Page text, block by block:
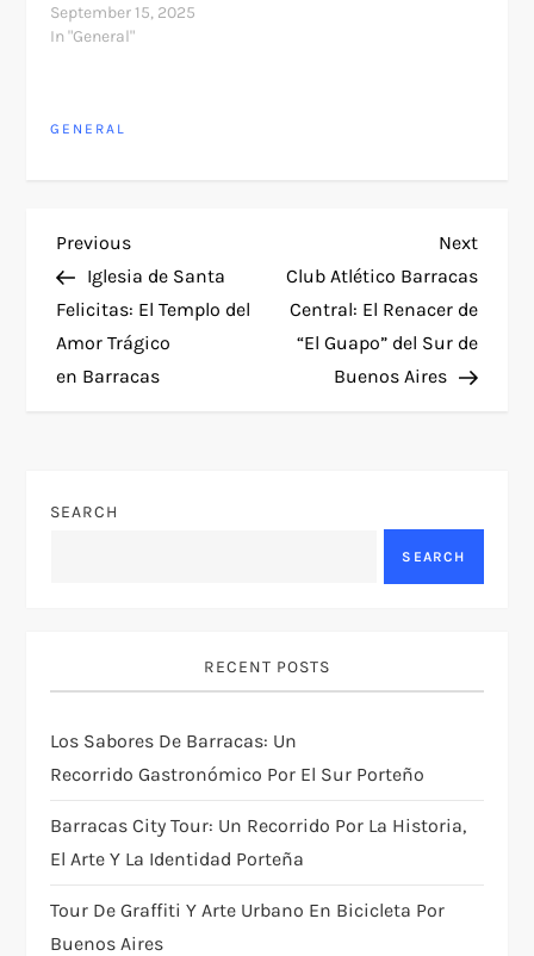
September 15, 2025
In "General"
GENERAL
P
o
s
a
g
a
t
i
o
Previous
Post
Previous
Iglesia de Santa
Felicitas: El Templo del
Amor Trágico
en Barracas
Next
Post
Next
Club Atlético Barracas
Central: El Renacer de
“El Guapo” del Sur de
Buenos Aires
SEARCH
SEARCH
RECENT POSTS
Los Sabores De Barracas: Un
Recorrido Gastronómico Por El Sur Porteño
Barracas City Tour: Un Recorrido Por La Historia,
El Arte Y La Identidad Porteña
Tour De Graffiti Y Arte Urbano En Bicicleta Por
Buenos Aires